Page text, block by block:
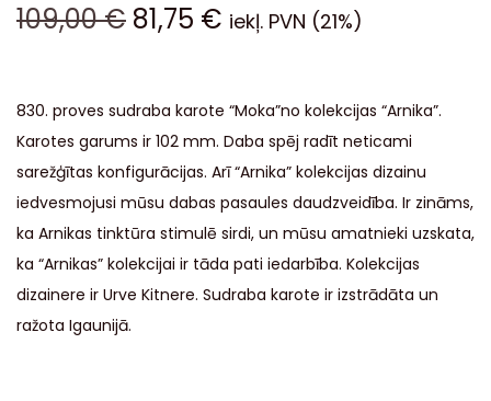
109,00€ 81,75 € iekļ. PVN (21%)
830. proves sudraba karote “Moka”no kolekcijas “Arnika”.
Karotes garums ir 102 mm. Daba spēj radīt neticami
sarežģītas konfigurācijas. Arī “Arnika” kolekcijas dizainu
iedvesmojusi mūsu dabas pasaules daudzveidība. Ir zināms,
ka Arnikas tinktūra stimulē sirdi, un mūsu amatnieki uzskata,
ka “Arnikas” kolekcijai ir tāda pati iedarbība. Kolekcijas
dizainere ir Urve Kitnere. Sudraba karote ir izstrādāta un
ražota Igaunijā.